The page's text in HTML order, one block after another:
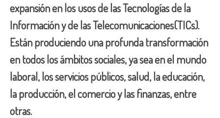
expansión en los usos de las Tecnologías de la
Información y de las Telecomunicaciones(TICs).
Están produciendo una profunda transformación
en todos los ámbitos sociales, ya sea en el mundo
laboral, los servicios públicos, salud, la educación,
la producción, el comercio y las finanzas, entre
otras.